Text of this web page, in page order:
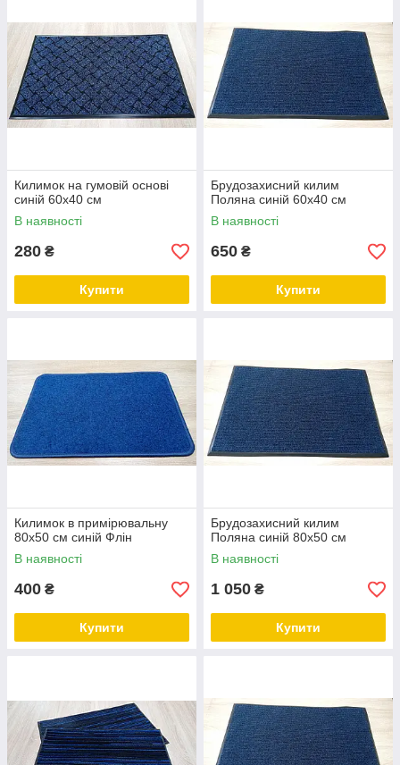
Килимок на гумовій основі
синій 60х40 см
В наявності
280 ₴
Купити
Брудозахисний килим
Поляна синій 60х40 см
В наявності
650 ₴
Купити
Килимок в примірювальну
80х50 см синій Флін
В наявності
400 ₴
Купити
Брудозахисний килим
Поляна синій 80х50 см
В наявності
1 050 ₴
Купити